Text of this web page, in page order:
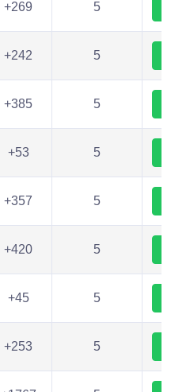
+269 5
+242 5
+385 5
+53 5
+357 5
+420 5
+45 5
+253 5